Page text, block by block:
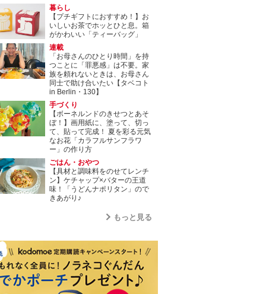
暮らし
【プチギフトにおすすめ！】お
いしいお茶でホッとひと息。箱
がかわいい「ティーバッグ」
連載
「お母さんのひとり時間」を持
つことに「罪悪感」は不要。家
族を頼れないときは、お母さん
同士で助け合いたい【タベコト
in Berlin・130】
手づくり
【ボーネルンドのきせつとあそ
ぼ！】画用紙に、塗って、切っ
て、貼って完成！ 夏を彩る元気
なお花「カラフルサンフラワ
ー」の作り方
ごはん・おやつ
【具材と調味料をのせてレンチ
ン】ケチャップ×バターの王道
味！「うどんナポリタン」ので
きあがり♪
もっと見る